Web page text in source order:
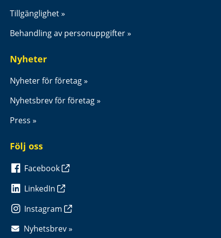
Tillgänglighet
Behandling av personuppgifter
Nyheter
Nyheter för företag
Nyhetsbrev för företag
Press
Följ oss
Facebook
LinkedIn
Instagram
Nyhetsbrev